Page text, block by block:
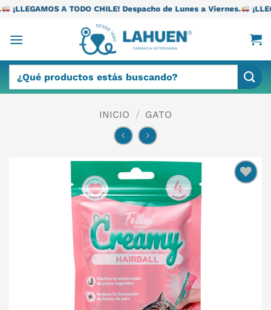
Saltar
contenido
TODO CHILE! Despacho de Lunes a Viernes. ¡LLEGAMOS A
por:
INICIO / GATO